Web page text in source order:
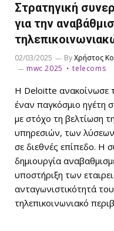
Στρατηγική
για την
02/03/2025 ByΧρήστος
mwc 2025
telecoms
Η Deloitte ανακοίνωσε
έναν παγκόσμιο ηγέτη
με στόχο τη βελτίωση
υπηρεσιών, των
σε διεθνές επίπεδο. Η
δημιουργία
υποστήριξη των
ανταγωνιστικότητά
τηλεπικοινωνιακό